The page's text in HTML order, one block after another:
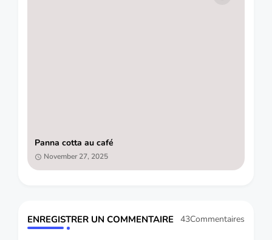
Panna cotta au café
November 27, 2025
ENREGISTRER UN COMMENTAIRE 43Commentaires